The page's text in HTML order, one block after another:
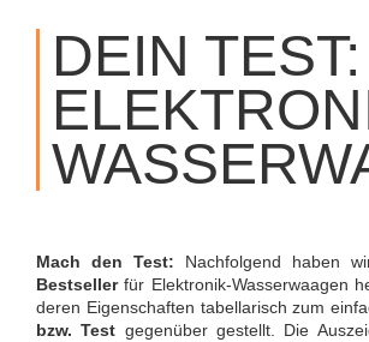
CONTENT
DEIN TEST:
Mach den Test: Nachfolgend haben
Bestsellerfür Elektronik-Wasserwaagen
deren Eigenschaften tabellarisch zum
bzw. Test gegenüber gestellt. Die